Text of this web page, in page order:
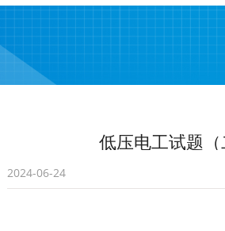
低压电工试题（
2024-06-24